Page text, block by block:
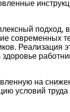
подход,
современных
Реализация
на
условий труда